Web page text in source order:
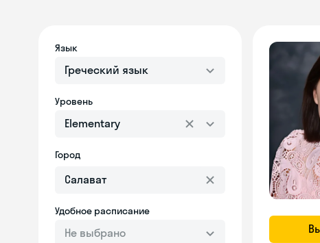
Язык
Греческий язык
Уровень
Elementary
Город
Удобное расписание
Не выбрано